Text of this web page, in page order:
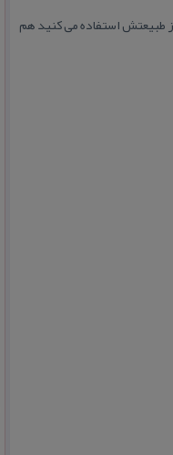
طبیعتش استفاده می كنید هم